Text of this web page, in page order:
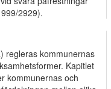
2929).
regleras kommunernas
Kapitlet
kommunernas och